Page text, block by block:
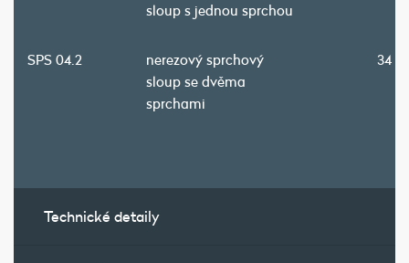
sloup s jednou sprchou
SPS 04.2
nerezový sprchový
sloup se dvěma
sprchami
34
Technické detaily